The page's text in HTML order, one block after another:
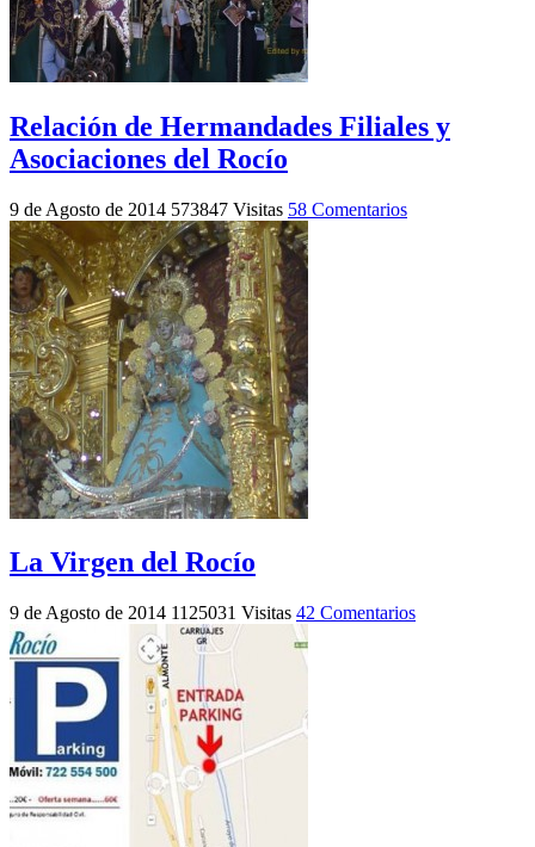
Relación de Hermandades Filiales y
Asociaciones del Rocío
9 de Agosto de 2014 573847 Visitas 58 Comentarios
La Virgen del Rocío
9 de Agosto de 2014 1125031 Visitas 42 Comentarios